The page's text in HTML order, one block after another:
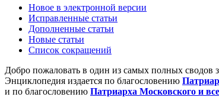
Новое в электронной версии
Исправленные статьи
Дополненные статьи
Новые статьи
Список сокращений
Добро пожаловать в один из самых полных
Энциклопедия издается по благословению
и по благословению Патриарха Московского и